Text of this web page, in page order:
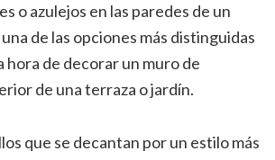
o azulejos en las paredes de un
de las opciones más distinguidas
hora de decorar un muro de
de una terraza o jardín.
que se decantan por un estilo más